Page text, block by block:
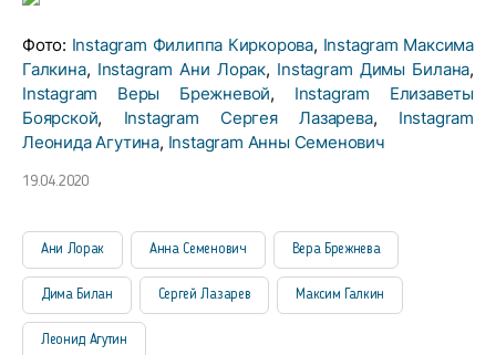
Фото: Instagram Филиппа Киркорова, Instagram Максима
Галкина, Instagram Ани Лорак, Instagram Димы Билана,
Instagram Веры Брежневой, Instagram Елизаветы
Боярской, Instagram Сергея Лазарева, Instagram
Леонида Агутина, Instagram Анны Семенович
19.04.2020
Ани Лорак Анна Семенович Вера Брежнева
Дима Билан Сергей Лазарев Максим Галкин
Леонид Агутин